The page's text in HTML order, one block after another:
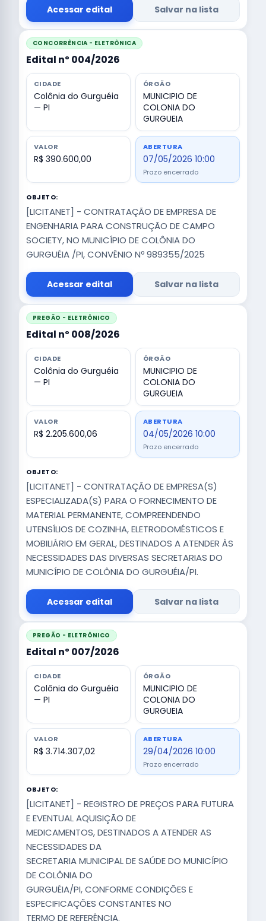
Acessar edital Salvar na lista
CONCORRÊNCIA - ELETRÔNICA
Edital nº 004/2026
CIDADE
Colônia do Gurguéia
— PI
ÓRGÃO
MUNICIPIO DE
COLONIA DO
GURGUEIA
VALOR
R$ 390.600,00
ABERTURA
07/05/2026 10:00
Prazo encerrado
OBJETO:
[LICITANET] - CONTRATAÇÃO DE EMPRESA DE
ENGENHARIA PARA CONSTRUÇÃO DE CAMPO
SOCIETY, NO MUNICÍPIO DE COLÔNIA DO
GURGUÉIA /PI, CONVÊNIO Nº 989355/2025
Acessar edital Salvar na lista
PREGÃO - ELETRÔNICO
Edital nº 008/2026
CIDADE
Colônia do Gurguéia
— PI
ÓRGÃO
MUNICIPIO DE
COLONIA DO
GURGUEIA
VALOR
R$ 2.205.600,06
ABERTURA
04/05/2026 10:00
Prazo encerrado
OBJETO:
[LICITANET] - CONTRATAÇÃO DE EMPRESA(S)
ESPECIALIZADA(S) PARA O FORNECIMENTO DE
MATERIAL PERMANENTE, COMPREENDENDO
UTENSÍLIOS DE COZINHA, ELETRODOMÉSTICOS E
MOBILIÁRIO EM GERAL, DESTINADOS A ATENDER ÀS
NECESSIDADES DAS DIVERSAS SECRETARIAS DO
MUNICÍPIO DE COLÔNIA DO GURGUÉIA/PI.
Acessar edital Salvar na lista
PREGÃO - ELETRÔNICO
Edital nº 007/2026
CIDADE
Colônia do Gurguéia
— PI
ÓRGÃO
MUNICIPIO DE
COLONIA DO
GURGUEIA
VALOR
R$ 3.714.307,02
ABERTURA
29/04/2026 10:00
Prazo encerrado
OBJETO:
[LICITANET] - REGISTRO DE PREÇOS PARA FUTURA
E EVENTUAL AQUISIÇÃO DE
MEDICAMENTOS, DESTINADOS A ATENDER AS
NECESSIDADES DA
SECRETARIA MUNICIPAL DE SAÚDE DO MUNICÍPIO
DE COLÔNIA DO
GURGUÉIA/PI, CONFORME CONDIÇÕES E
ESPECIFICAÇÕES CONSTANTES NO
TERMO DE REFERÊNCIA.